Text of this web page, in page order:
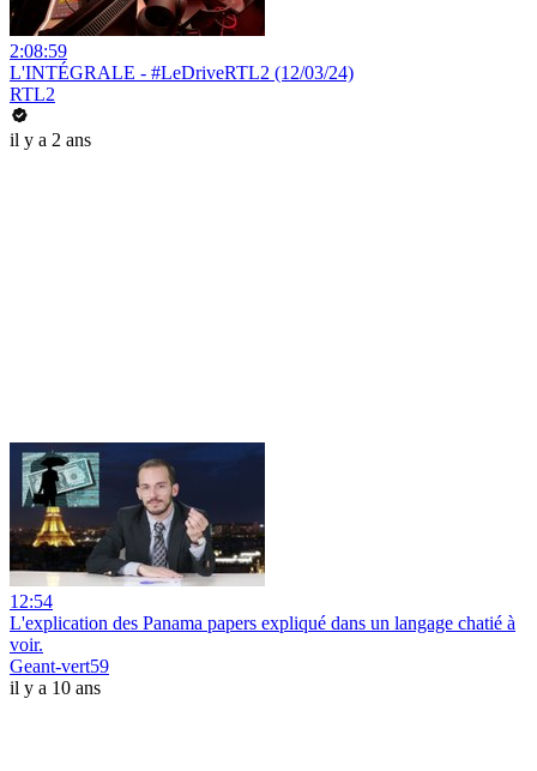
2:08:59
L'INTÉGRALE - #LeDriveRTL2 (12/03/24)
RTL2
il y a 2 ans
12:54
L'explication des Panama papers expliqué dans un langage chatié à
voir.
Geant-vert59
il y a 10 ans